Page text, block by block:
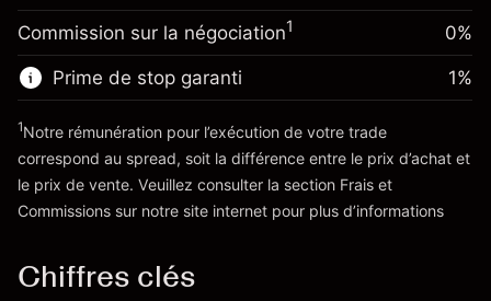
Taille de la position avec effet de levier
Valeur nominale avec effet de levier
~SGD 4,000.00
Vers la plateforme
de overnight
Frais sur la valeur totale de
la position
-0.008607%
(-SGD 0.43)
Taille de la position avec effet de levier
Valeur nominale avec effet de levier
~ SGD 4,000.00
Commission sur la négociation1 0%
Prime de stop garanti
'Tarifs et Frais
1%
1Notre rémunération pour l’exécution de votre trade
correspond au spread, soit la différence entre le prix d’achat et
le prix de vente. Veuillez consulter la section Frais et
Commissions sur notre site internet pour plus d’informations
Chiffres clés